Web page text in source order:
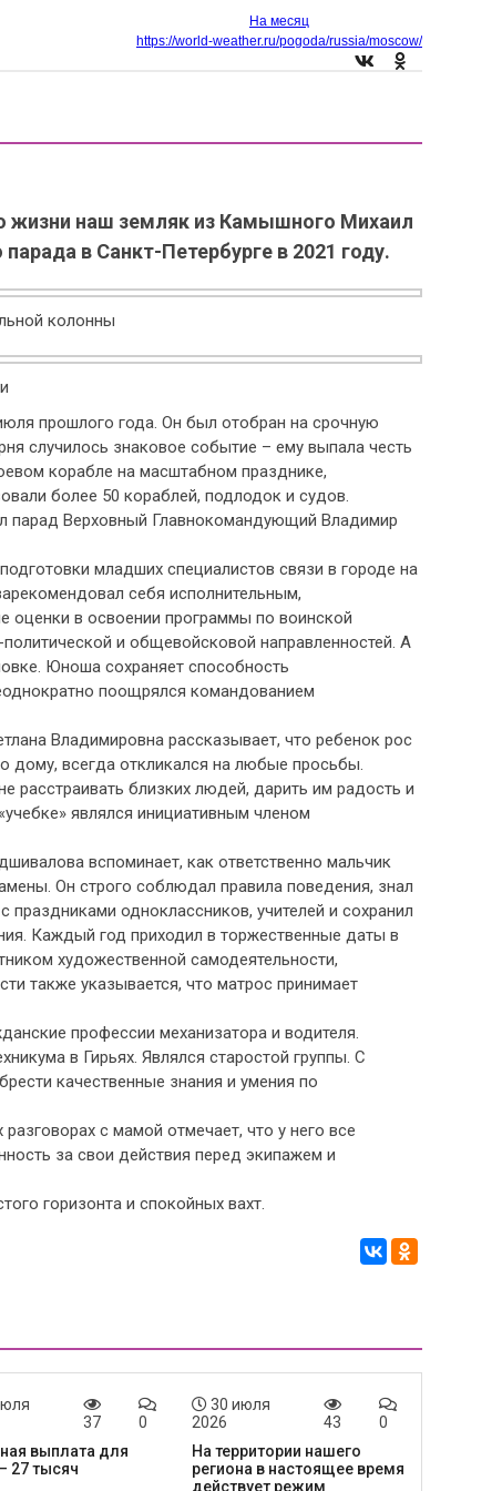
На месяц
https://world-weather.ru/pogoda/russia/moscow/
жизни наш земляк из Камышного Михаил
в Санкт-Петербурге в 2021 году.
колонны
прошлого года. Он был отобран на срочную
случилось знаковое событие – ему выпала честь
корабле на масштабном празднике,
более 50 кораблей, подлодок и судов.
парад Верховный Главнокомандующий Владимир
младших специалистов связи в городе на
себя исполнительным,
в освоении программы по воинской
и общевойсковой направленностей. А
Юноша сохраняет способность
поощрялся командованием
Владимировна рассказывает, что ребенок рос
всегда откликался на любые просьбы.
расстраивать близких людей, дарить им радость и
являлся инициативным членом
вспоминает, как ответственно мальчик
Он строго соблюдал правила поведения, знал
одноклассников, учителей и сохранил
Каждый год приходил в торжественные даты в
художественной самодеятельности,
также указывается, что матрос принимает
профессии механизатора и водителя.
в Гирьях. Являлся старостой группы. С
качественные знания и умения по
с мамой отмечает, что у него все
за свои действия перед экипажем и
горизонта и спокойных вахт.
37
0
выплата для
27 тысяч
30 июля
2026
43
0
На территории нашего
региона в настоящее время
действует режим